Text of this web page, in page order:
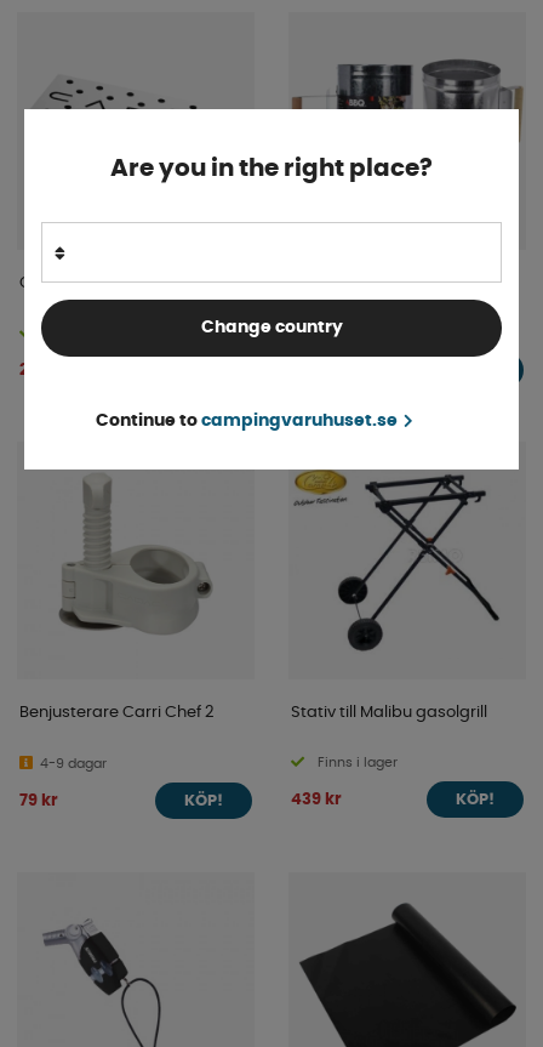
Cadac Rökbox
225 kr
Kolstartare Plåt 27,5cm
Finns i lager
Benjusterare Carri Chef 2
4-9 dagar
79 kr KÖP!
Stativ till Malibu gasolgrill
Finns i lager
439 kr KÖP!
Are you in the right place?
Change country
Continue to campingvaruhuset.se